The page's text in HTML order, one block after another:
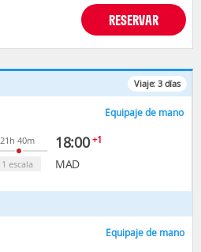
RESERVAR
Viaje: 3 días
Equipaje de mano
21h 40m
1 escala
18:00+1
MAD
Equipaje de mano